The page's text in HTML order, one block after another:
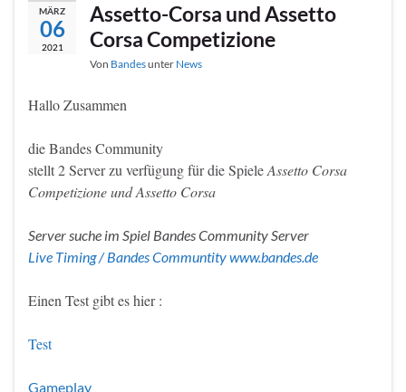
MÄRZ
06
2021
Assetto-Corsa und Assetto
Corsa Competizione
Von Bandesunter News
Hallo Zusammen
die Bandes Community
stellt 2 Server zu verfügung für die SpieleAssetto Corsa
Competizione und Assetto Corsa
Server suche im Spiel Bandes Community Server
Live Timing / Bandes Communtity www.bandes.de
Einen Test gibt es hier :
Test
Gameplay